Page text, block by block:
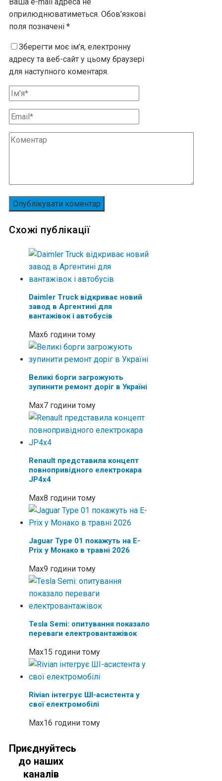
Ваша e-mail адреса не
оприлюднюватиметься. Обов’язкові
поля позначені *
Зберегти моє ім’я, електронну
адресу та веб-сайт у цьому браузері
для наступного коментаря.
Схожі публікації
Daimler Truck відкриває новий
завод в Аргентині для
вантажівок і автобусів
Max6 години тому
Великі борги загрожують
зупинити ремонт доріг в Україні
Max7 години тому
Renault представила концепт
повнопривідного електрокара
JP4x4
Max8 години тому
Jaguar Type 01 покажуть на E-
Prix у Монако в травні 2026
Max9 години тому
Tesla Semi: опитування показало
переваги електровантажівок
Max15 години тому
Rivian інтегрує ШІ-асистента у
свої електромобілі
Max16 години тому
Приєднуйтесь
до наших
каналів